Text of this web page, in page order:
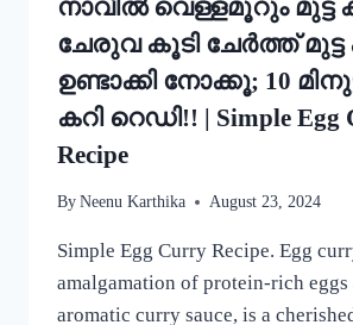
RECIPE
നാവിൽ വെള്ളമൂറും മുട്ട
ചേരുവ കൂടി ചേർത്ത് മുട്ട
ഉണ്ടാക്കി നോക്കൂ; 10
കറി റെഡി!! | Simple Egg
Recipe
By Neenu Karthika August 23, 2024
Simple Egg Curry Recipe. Egg
amalgamation of protein-rich eggs
aromatic curry sauce, is a